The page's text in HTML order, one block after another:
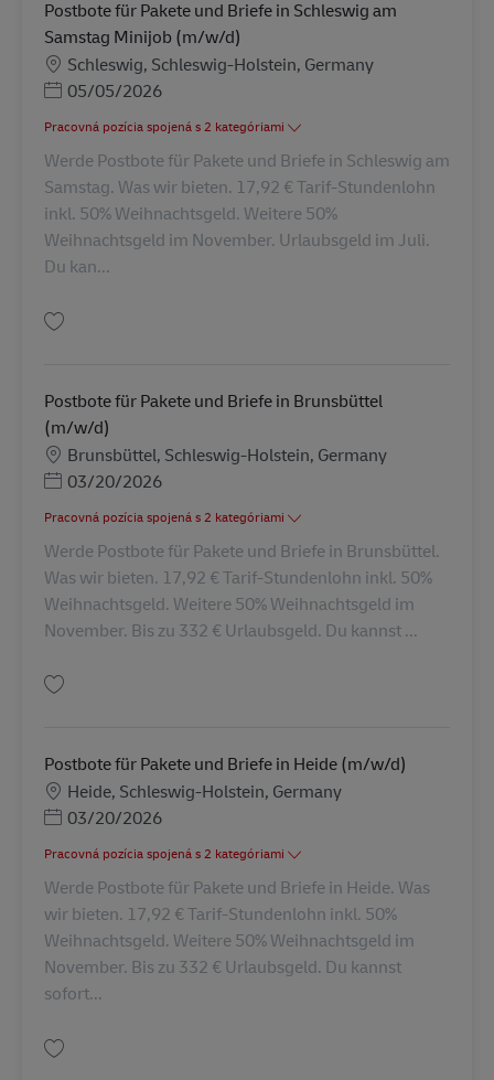
Postbote für Pakete und Briefe in Schleswig am
Samstag Minijob (m/w/d)
MiestoSchleswig, Schleswig-Holstein, Germany
Posted Date
05/05/2026
Pracovná pozícia spojená s 2 kategóriami
Werde Postbote für Pakete und Briefe in Schleswig am
Samstag. Was wir bieten. 17,92 € Tarif-Stundenlohn
inkl. 50% Weihnachtsgeld. Weitere 50%
Weihnachtsgeld im November. Urlaubsgeld im Juli.
Du kan...
Postbote für Pakete und Briefe in Brunsbüttel
(m/w/d)
MiestoBrunsbüttel, Schleswig-Holstein, Germany
Posted Date
03/20/2026
Pracovná pozícia spojená s 2 kategóriami
Werde Postbote für Pakete und Briefe in Brunsbüttel.
Was wir bieten. 17,92 € Tarif-Stundenlohn inkl. 50%
Weihnachtsgeld. Weitere 50% Weihnachtsgeld im
November. Bis zu 332 € Urlaubsgeld. Du kannst ...
Postbote für Pakete und Briefe in Heide (m/w/d)
MiestoHeide, Schleswig-Holstein, Germany
Posted Date
03/20/2026
Pracovná pozícia spojená s 2 kategóriami
Werde Postbote für Pakete und Briefe in Heide. Was
wir bieten. 17,92 € Tarif-Stundenlohn inkl. 50%
Weihnachtsgeld. Weitere 50% Weihnachtsgeld im
November. Bis zu 332 € Urlaubsgeld. Du kannst
sofort...